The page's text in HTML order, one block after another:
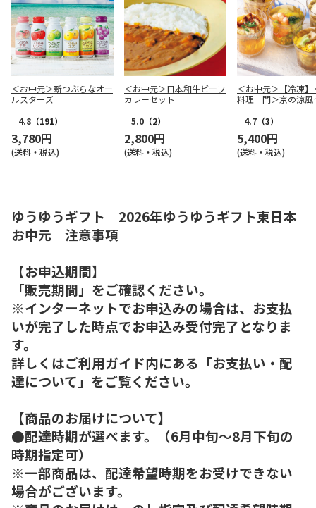
＜お中元＞新つぶらなオー
ルスターズ
4.8 （191）
3,780円
(送料・税込)
＜お中元＞日本和牛ビーフ
カレーセット
5.0 （2）
2,800円
(送料・税込)
＜お中元＞【冷凍】
料理 門＞京の涼風
4.7 （3）
5,400円
(送料・税込)
ゆうゆうギフト 2026年ゆうゆうギフト東日本
お中元 注意事項
【お申込期間】
「販売期間」をご確認ください。
※インターネットでお申込みの場合は、お支払
いが完了した時点でお申込み受付完了となりま
す。
詳しくはご利用ガイド内にある「お支払い・配
達について」をご覧ください。
【商品のお届けについて】
●配達時期が選べます。（6月中旬～8月下旬の
時期指定可）
※一部商品は、配達希望時期をお受けできない
場合がございます。